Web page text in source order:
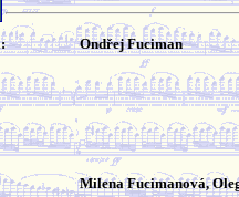
Ondřej Fuciman
Milena Fucimanová,